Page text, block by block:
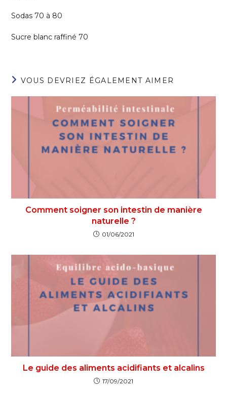
Sodas 70 à 80
Sucre blanc raffiné 70
VOUS DEVRIEZ ÉGALEMENT AIMER
Comment soigner son intestin de manière
naturelle ?
01/06/2021
Le guide des aliments acidifiants et alcalins
17/09/2021